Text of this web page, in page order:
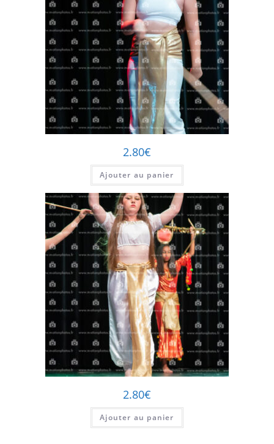
2.80€
Ajouter au panier
2.80€
Ajouter au panier